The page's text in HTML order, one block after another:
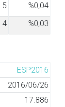
5
%0,04
4 %0,03
ESP2016
2016/06/26
17.886